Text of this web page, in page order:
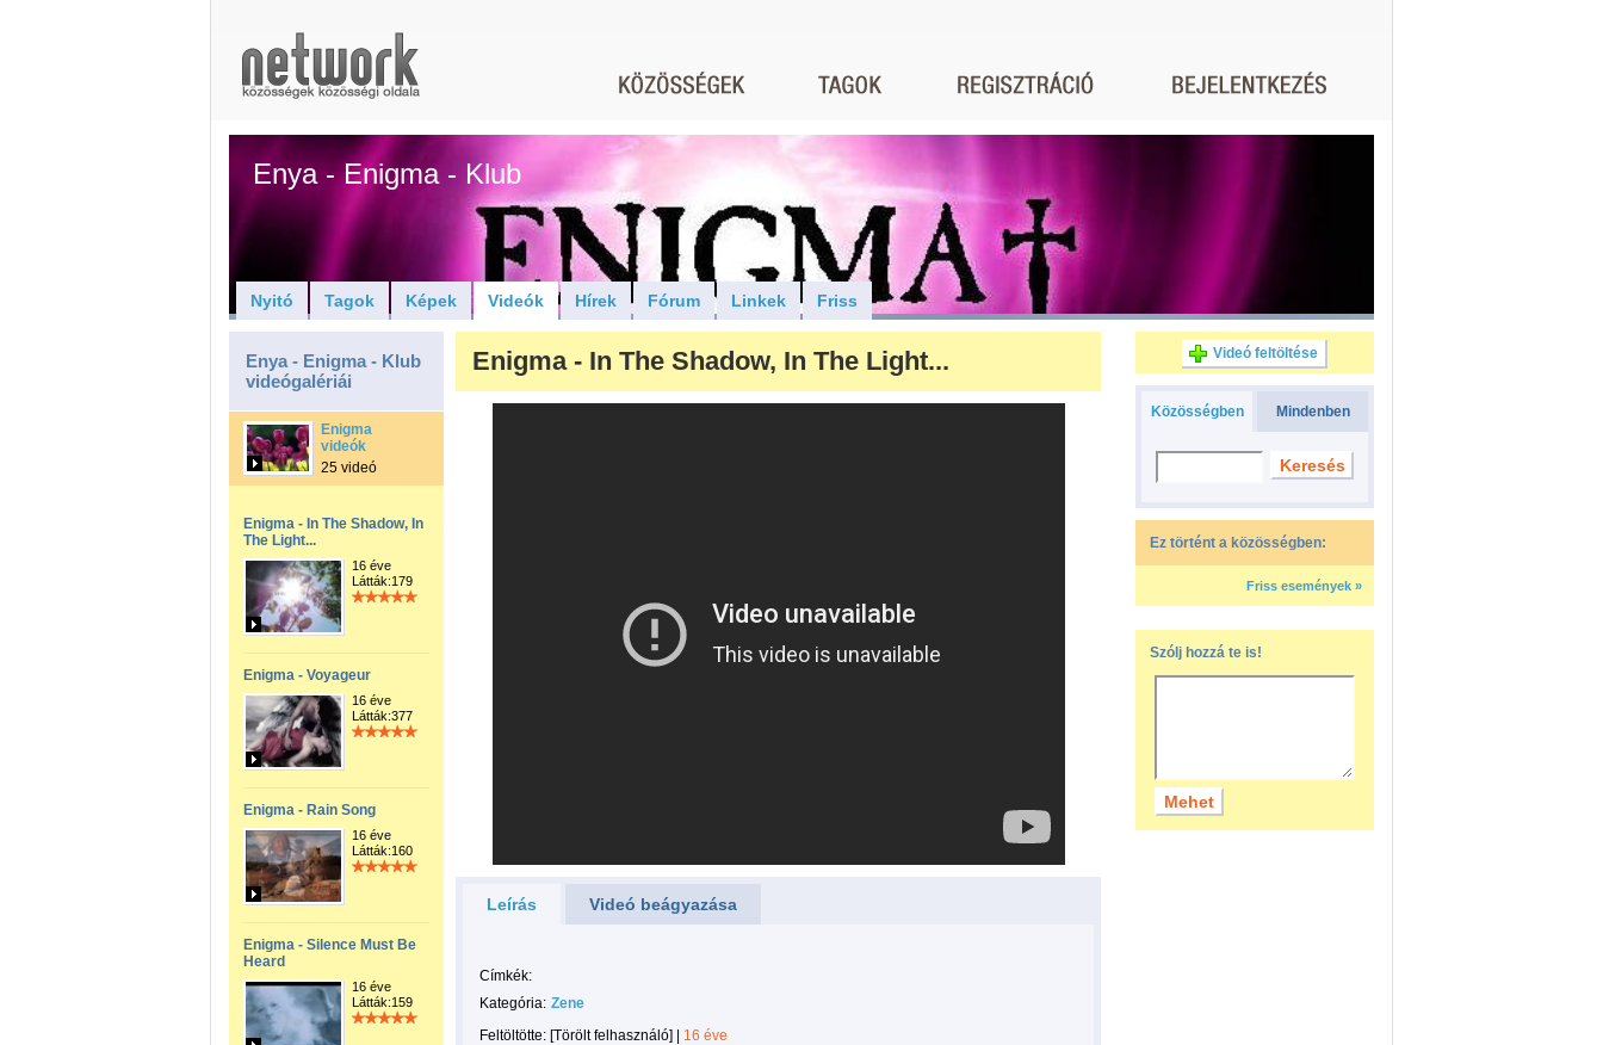
Enya - Enigma - Klub
Nyitó Tagok Képek Videók Hírek Fórum Linkek Friss
Enya - Enigma - Klub
videógalériái
Enigma
videók
25 videó
Enigma - In The Shadow, In
The Light...
16 éve
Látták:179
Enigma - Voyageur
16 éve
Látták:377
Enigma - Rain Song
16 éve
Látták:160
Enigma - Silence Must Be
Heard
16 éve
Látták:159
Enigma - In The Shadow, In The Light...
Leírás Videó beágyazása
Címkék:
Kategória: Zene
Feltöltötte: [Törölt felhasználó]
16 éve
Videó feltöltése
Közösségben Mindenben
Ez történt a közösségben:
Friss események »
Szólj hozzá te is!